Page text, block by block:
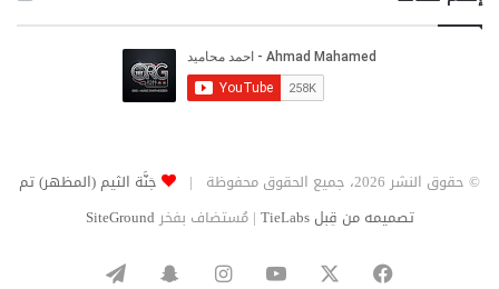
© حقوق النشر 2026، جميع الحقوق محفوظة |
جَنَّة الثيم (المظهر) تم
تصميمه من قِبل TieLabs
| مُستضاف بفخرSiteGround
فيسبوك ‫YouTubeانستقرامسنابتيلقرام